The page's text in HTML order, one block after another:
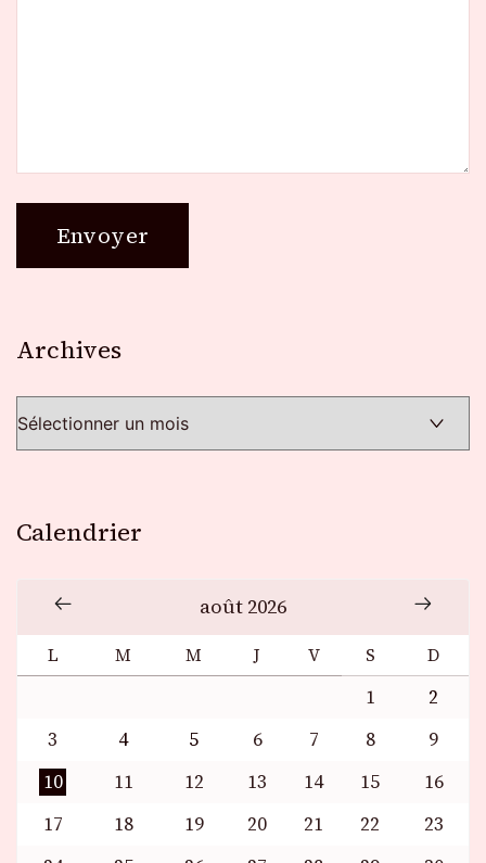
Archives
Calendrier
août 2026
L M M J V S D
1
2
3
4 5 6 7 8
9
10
11 12 13 14 15
16
17
18 19 20 21 22
23